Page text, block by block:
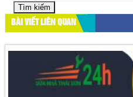
cho:
BÀI VIẾT LIÊN QUAN